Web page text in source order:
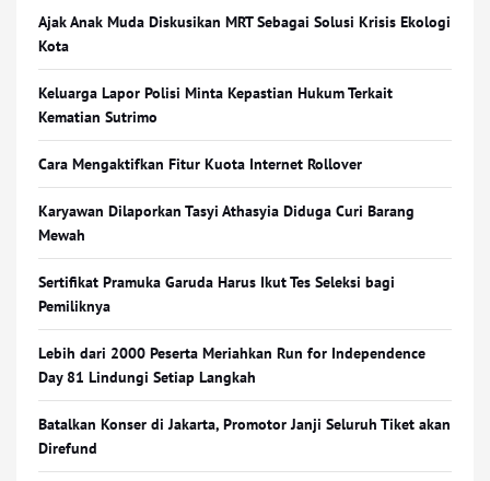
Ajak Anak Muda Diskusikan MRT Sebagai Solusi Krisis Ekologi
Kota
Keluarga Lapor Polisi Minta Kepastian Hukum Terkait
Kematian Sutrimo
Cara Mengaktifkan Fitur Kuota Internet Rollover
Karyawan Dilaporkan Tasyi Athasyia Diduga Curi Barang
Mewah
Sertifikat Pramuka Garuda Harus Ikut Tes Seleksi bagi
Pemiliknya
Lebih dari 2000 Peserta Meriahkan Run for Independence
Day 81 Lindungi Setiap Langkah
Batalkan Konser di Jakarta, Promotor Janji Seluruh Tiket akan
Direfund